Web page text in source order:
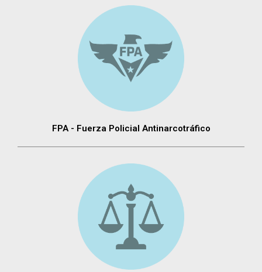
FPA - Fuerza Policial Antinarcotráfico